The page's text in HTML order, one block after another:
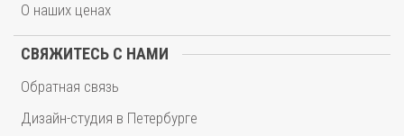
О наших ценах
СВЯЖИТЕСЬ С НАМИ
Обратная связь
Дизайн-студия в Петербурге